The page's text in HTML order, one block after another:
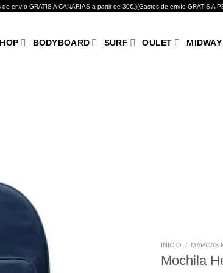
envío GRATIS A CANARIAS a partir de 30€.)(Gastos de envío GRATIS
BODYBOARD SURF OULET MIDWAY
INICIO / MARCAS
Mochila